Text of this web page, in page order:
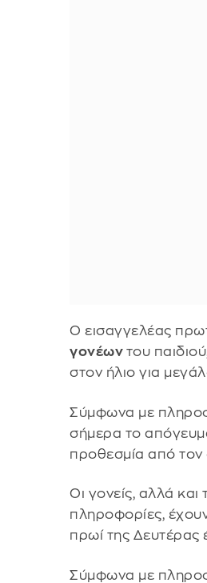
Ο εισαγγελέας
γονέων του
στον ήλιο για
Σύμφωνα με
σήμερα το
προθεσμία από τον
Οι γονείς, αλλά και
πληροφορίες,
πρωί της Δευτέρας
Σύμφωνα με